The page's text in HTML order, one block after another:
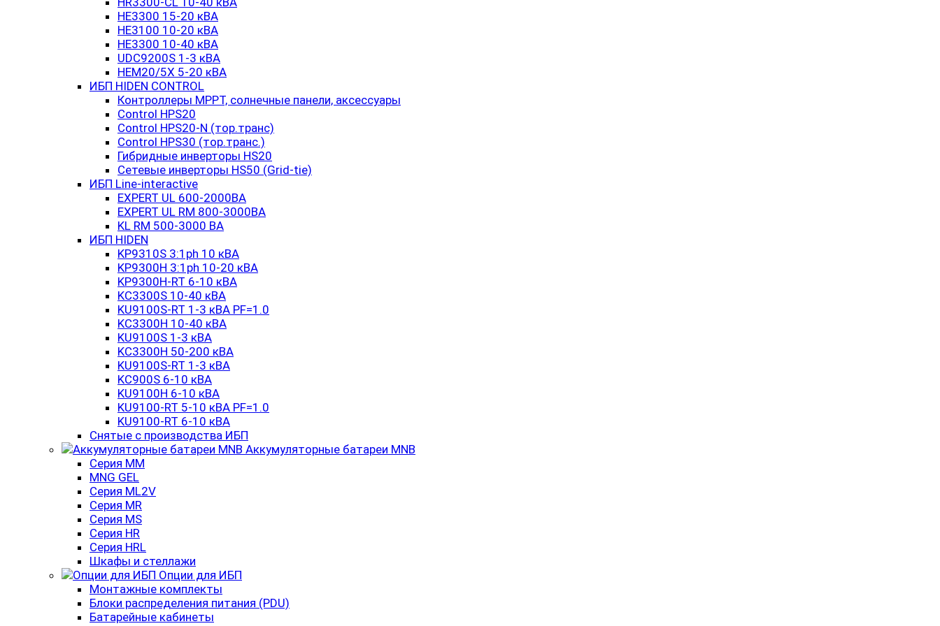
HE3300 15-20 кВА
HE3100 10-20 кВА
HE3300 10-40 кВА
UDC9200S 1-3 кВА
HEM20/5X 5-20 кВА
ИБП HIDEN CONTROL
Контроллеры MPPT, солнечные панели, аксессуары
Control HPS20
Control HPS20-N (тор.транс)
Control HPS30 (тор.транс.)
Гибридные инверторы HS20
Сетевые инверторы HS50 (Grid-tie)
ИБП Line-interactive
EXPERT UL 600-2000ВА
EXPERT UL RM 800-3000ВА
KL RM 500-3000 ВА
ИБП HIDEN
KP9310S 3:1ph 10 кВА
KP9300H 3:1ph 10-20 кВА
KP9300H-RT 6-10 кВА
KC3300S 10-40 кВА
KU9100S-RT 1-3 кВА PF=1.0
KC3300H 10-40 кВА
KU9100S 1-3 кВА
KC3300H 50-200 кВА
KU9100S-RT 1-3 кВА
KC900S 6-10 кВА
KU9100H 6-10 кВА
KU9100-RT 5-10 кВА PF=1.0
KU9100-RT 6-10 кВА
Снятые с производства ИБП
Аккумуляторные батареи MNB
Серия MM
MNG GEL
Серия ML2V
Серия MR
Серия MS
Серия HR
Серия HRL
Шкафы и стеллажи
Опции для ИБП
Монтажные комплекты
Блоки распределения питания (PDU)
Батарейные кабинеты